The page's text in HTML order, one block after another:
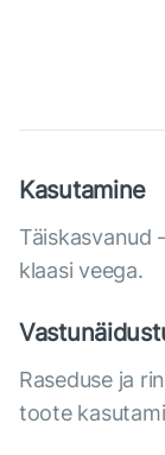
Kasutamine
Täiskasvanud
klaasi veega.
Raseduse ja
toote